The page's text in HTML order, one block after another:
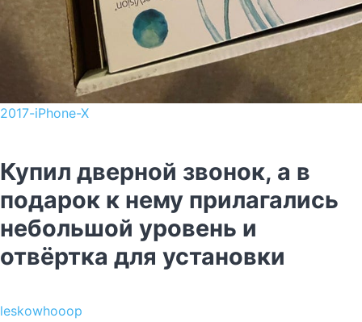
2017-iPhone-X
Купил дверной звонок, а в
подарок к нему прилагались
небольшой уровень и
отвёртка для установки
leskowhooop